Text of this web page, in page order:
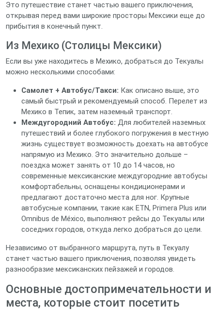
Это путешествие станет частью вашего приключения,
открывая перед вами широкие просторы Мексики еще до
прибытия в конечный пункт.
Из Мехико (Столицы Мексики)
Если вы уже находитесь в Мехико, добраться до Текуалы
можно несколькими способами:
Самолет + Автобус/Такси: Как описано выше, это
самый быстрый и рекомендуемый способ. Перелет из
Мехико в Тепик, затем наземный транспорт.
Междугородний Автобус: Для любителей наземных
путешествий и более глубокого погружения в местную
жизнь существует возможность доехать на автобусе
напрямую из Мехико. Это значительно дольше –
поездка может занять от 10 до 14 часов, но
современные мексиканские междугородние автобусы
комфортабельны, оснащены кондиционерами и
предлагают достаточно места для ног. Крупные
автобусные компании, такие как ETN, Primera Plus или
Omnibus de México, выполняют рейсы до Текуалы или
соседних городов, откуда легко добраться до цели.
Независимо от выбранного маршрута, путь в Текуалу
станет частью вашего приключения, позволяя увидеть
разнообразие мексиканских пейзажей и городов.
Основные достопримечательности и
места, которые стоит посетить